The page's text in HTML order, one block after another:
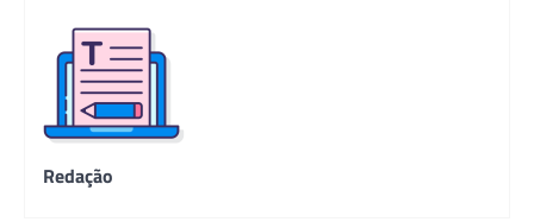
Redação